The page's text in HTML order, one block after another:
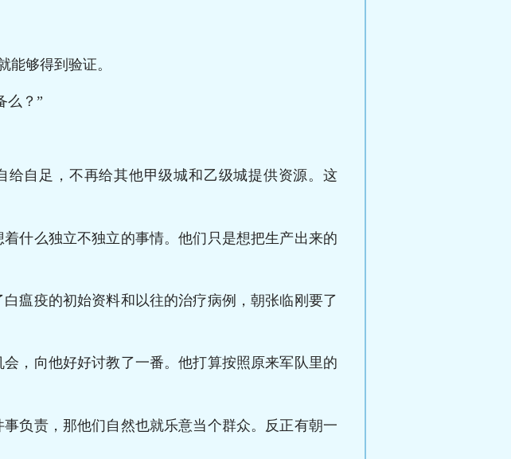
能够得到验证。
么？”
自足，不再给其他甲级城和乙级城提供资源。这
什么独立不独立的事情。他们只是想把生产出来的
瘟疫的初始资料和以往的治疗病例，朝张临刚要了
，向他好好讨教了一番。他打算按照原来军队里的
负责，那他们自然也就乐意当个群众。反正有朝一